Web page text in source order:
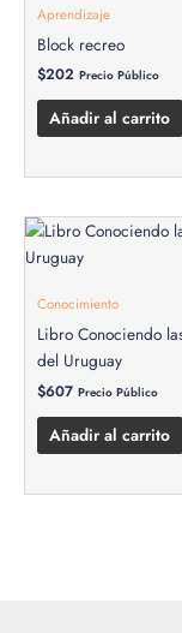
Aprendizaje
Block recreo
$202 Precio Público
Añadir al carrito
Conocimiento
Libro Conociendo
del Uruguay
$607 Precio Público
Añadir al carrito